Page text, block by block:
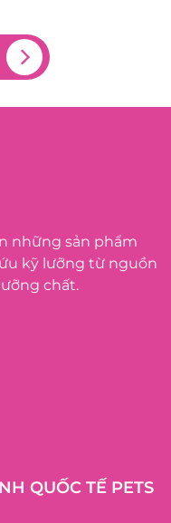
những sản phẩm
kỹ lưỡng từ nguồn
chất.
QUỐC TẾ PETS